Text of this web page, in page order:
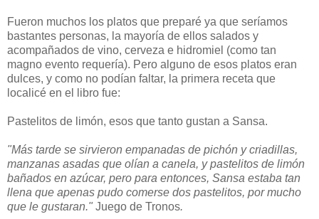
Fueron muchos los platos que preparé ya que seríamos
bastantes personas, la mayoría de ellos salados y
acompañados de vino, cerveza e hidromiel (como tan
magno evento requería). Pero alguno de esos platos eran
dulces, y como no podían faltar, la primera receta que
localicé en el libro fue:
Pastelitos de limón, esos que tanto gustan a Sansa.
"Más tarde se sirvieron empanadas de pichón y criadillas,
manzanas asadas que olían a canela, y pastelitos de limón
bañados en azúcar, pero para entonces, Sansa estaba tan
llena que apenas pudo comerse dos pastelitos, por mucho
que le gustaran." Juego de Tronos.